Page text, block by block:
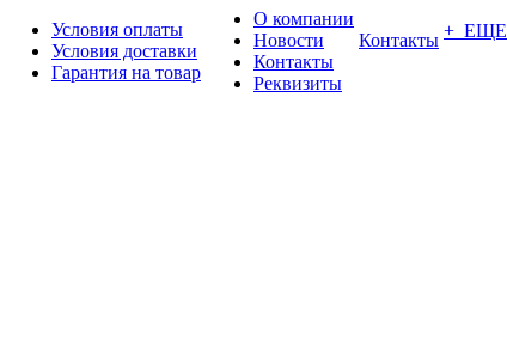
Условия оплаты
Условия доставки
Гарантия на товар
О компании
Новости
Контакты
Реквизиты
Контакты + ЕЩЕ